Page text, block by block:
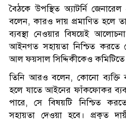
বৈঠকে উপস্থিত অ্যাটর্নি
বলেন, কারও দায় প্রমাণিত হলে
ব্যবস্থা নেওয়ার বিষয়েই আলোচনা
আইনগত সহায়তা নিশ্চিত করতে
আল ফয়সাল সিদ্দিকীকেও কমিটিতে
তিনি আরও বলেন, কোনো ব্যক্তি বা
হলে যাতে আইনের ফাঁকফোকর
পারে, সে বিষয়টি নিশ্চিত
সহায়তা দেওয়া হবে। প্রকৃত